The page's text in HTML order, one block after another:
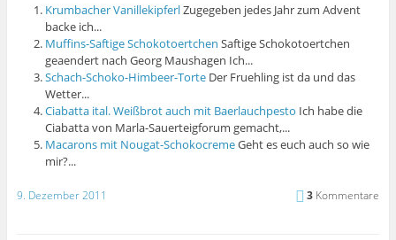
Krumbacher VanillekipferlZugegeben jedes Jahr zum Advent
backe ich...
Muffins-Saftige Schokotoertchen Saftige Schokotoertchen
geaendert nach Georg Maushagen Ich...
Schach-Schoko-Himbeer-Torte Der Fruehling ist da und das
Wetter...
Ciabatta ital. Weißbrot auch mit Baerlauchpesto Ich habe die
Ciabatta von Marla-Sauerteigforum gemacht,...
Macarons mit Nougat-SchokocremeGeht es euch auch so wie
mir?...
9. Dezember 2011 3 Kommentare